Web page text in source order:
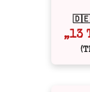
🇩🇪
„13